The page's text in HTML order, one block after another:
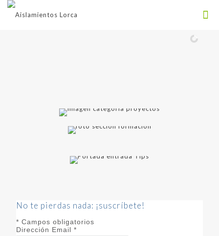
No te pierdas nada: ¡suscríbete!
* Campos obligatorios
Dirección Email *